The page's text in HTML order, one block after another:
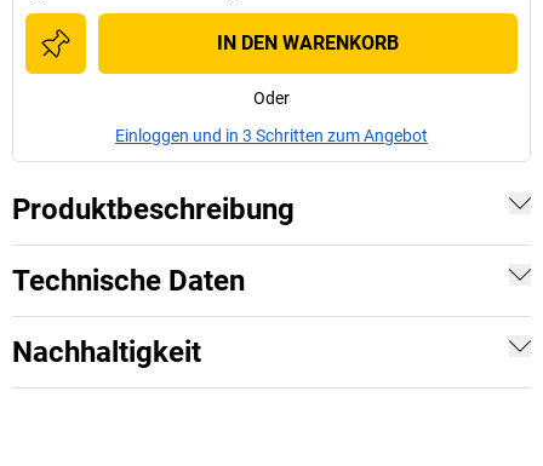
IN DEN WARENKORB
Oder
Einloggen und in 3 Schritten zum Angebot
Produktbeschreibung
Technische Daten
Nachhaltigkeit